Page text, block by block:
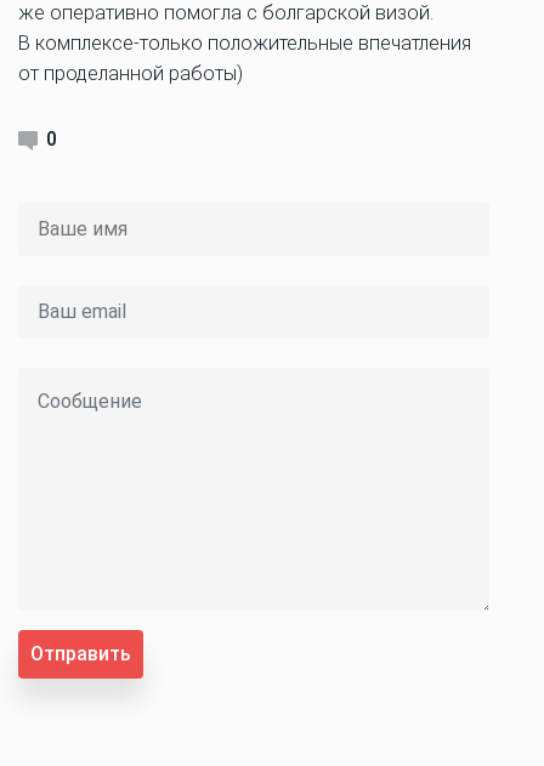
же оперативно помогла с болгарской визой.
В комплексе-только положительные впечатления
от проделанной работы)
0
Отправить